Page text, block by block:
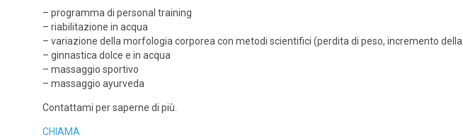
– programma di personal training
– riabilitazione in acqua
– variazione della morfologia corporea con metodi scientifici (perdita di peso, incremento
– ginnastica dolce e in acqua
– massaggio sportivo
– massaggio ayurveda
Contattami per saperne di più.
CHIAMA